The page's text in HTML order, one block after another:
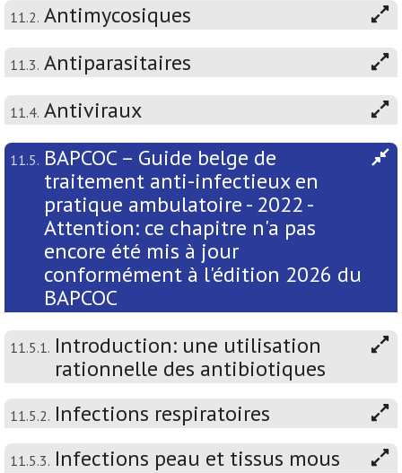
11.2. Antimycosiques
11.3. Antiparasitaires
11.4. Antiviraux
11.5. BAPCOC – Guide belge de
traitement anti-infectieux en
pratique ambulatoire - 2022 -
Attention: ce chapitre n'a pas
encore été mis à jour
conformément à l'édition 2026 du
BAPCOC
11.5.1. Introduction: une utilisation
rationnelle des antibiotiques
11.5.2. Infections respiratoires
11.5.3. Infections peau et tissus mous